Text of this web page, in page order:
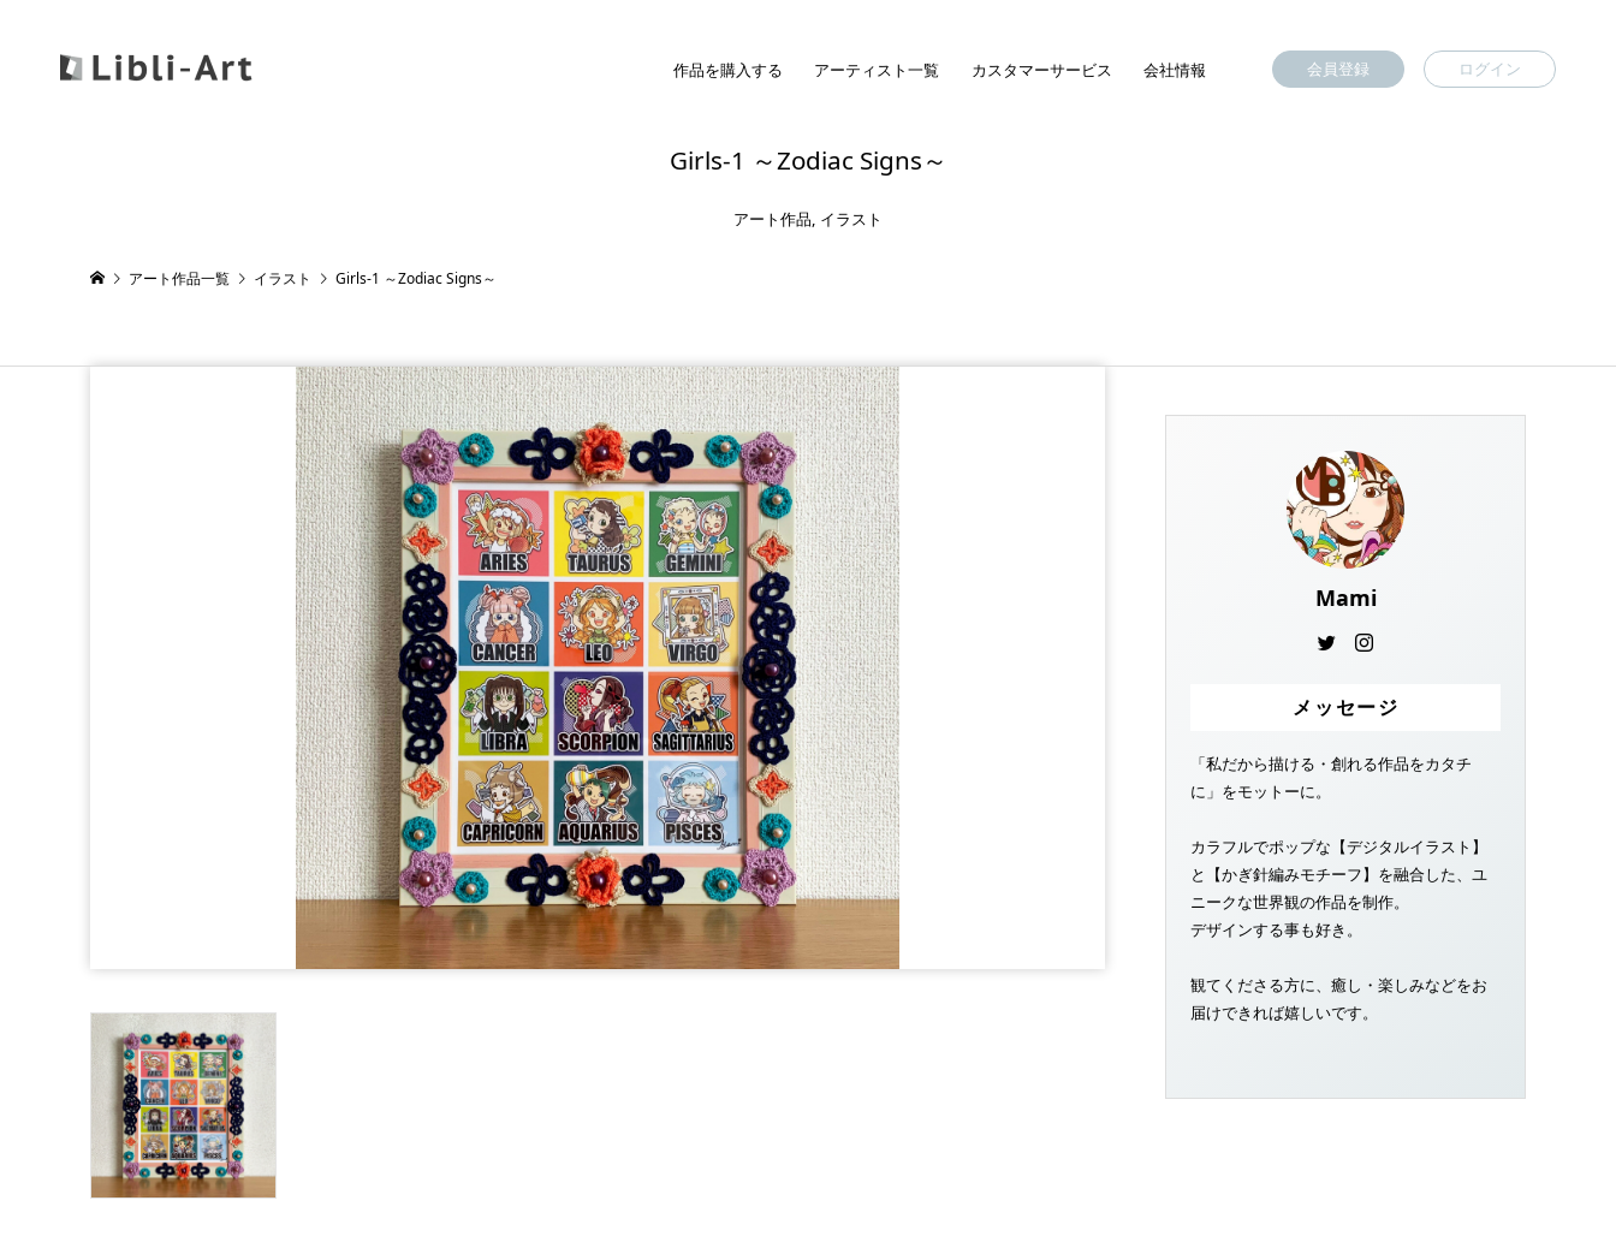
作品を購入する アーティスト一覧 カスタマーサービス 会社情報 会員登録 ログイン
Girls-1 ～Zodiac Signs～
アート作品, イラスト
アート作品一覧 イラスト Girls-1 ～Zodiac Signs～
Mami
メッセージ
「私だから描ける・創れる作品をカタチ
に」をモットーに。
カラフルでポップな【デジタルイラスト】
と【かぎ針編みモチーフ】を融合した、ユ
ニークな世界観の作品を制作。
デザインする事も好き。
観てくださる方に、癒し・楽しみなどをお
届けできれば嬉しいです。